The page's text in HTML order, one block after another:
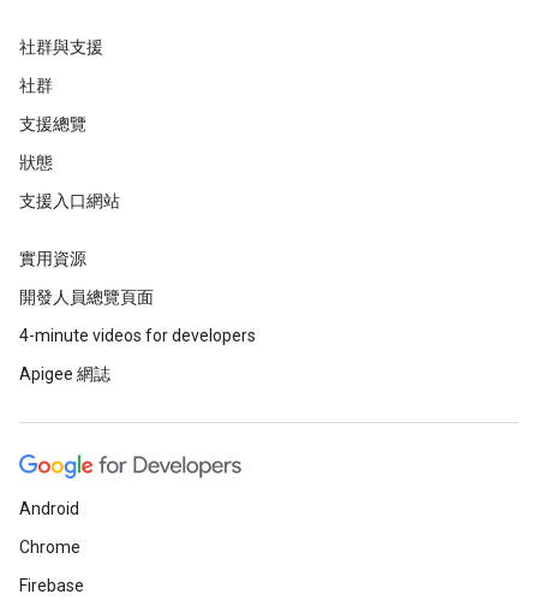
社群與支援
社群
支援總覽
狀態
支援入口網站
實用資源
開發人員總覽頁面
4-minute videos for developers
Apigee 網誌
Android
Chrome
Firebase